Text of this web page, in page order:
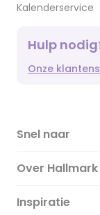
Kalenderservice
Hulp
Onze
Snel naar
Over Hallmark
Over ons
Inspiratie